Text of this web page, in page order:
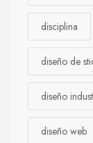
disciplina
diseño de
diseño
diseño web